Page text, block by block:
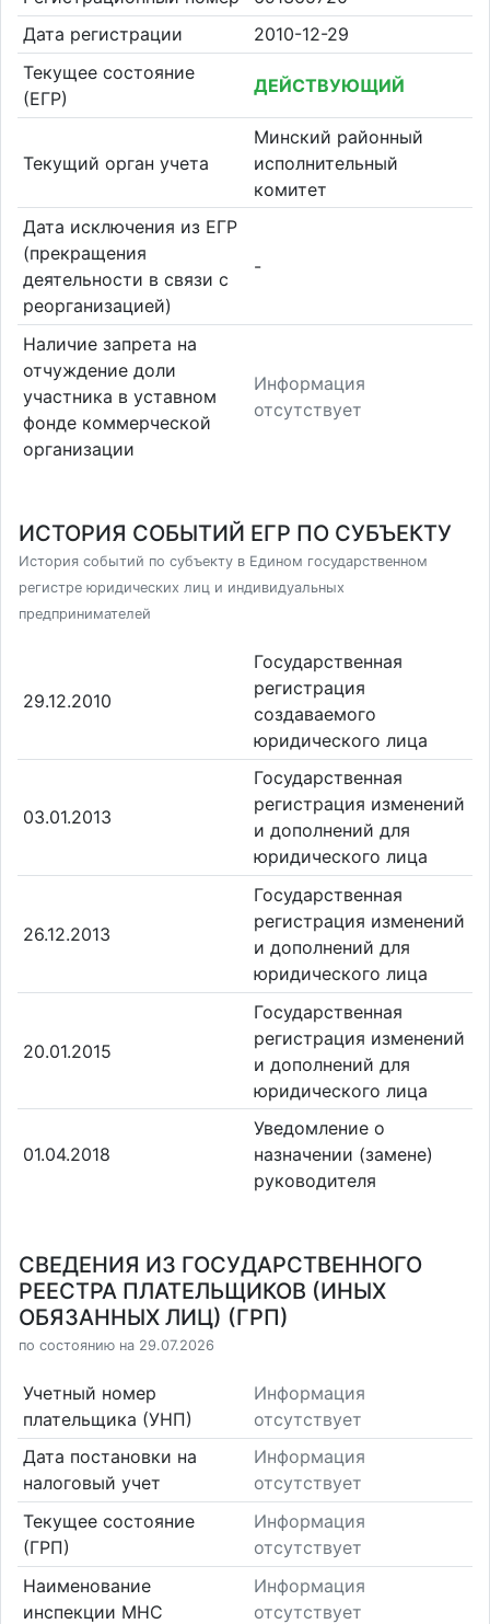
Дата регистрации
2010-12-29
Текущее состояние
(ЕГР)
ДЕЙСТВУЮЩИЙ
Текущий орган учета
Минский районный
исполнительный
комитет
Дата исключения из ЕГР
(прекращения
деятельности в связи с
реорганизацией)
-
Наличие запрета на
отчуждение доли
участника в уставном
фонде коммерческой
организации
Информация
отсутствует
ИСТОРИЯ СОБЫТИЙ ЕГР ПО СУБЪЕКТУ
История событий по субъекту в Едином государственном
регистре юридических лиц и индивидуальных
предпринимателей
29.12.2010
Государственная
регистрация
создаваемого
юридического лица
03.01.2013
Государственная
регистрация изменений
и дополнений для
юридического лица
26.12.2013
Государственная
регистрация изменений
и дополнений для
юридического лица
20.01.2015
Государственная
регистрация изменений
и дополнений для
юридического лица
01.04.2018
Уведомление о
назначении (замене)
руководителя
СВЕДЕНИЯ ИЗ ГОСУДАРСТВЕННОГО
РЕЕСТРА ПЛАТЕЛЬЩИКОВ (ИНЫХ
ОБЯЗАННЫХ ЛИЦ) (ГРП)
по состоянию на 29.07.2026
Учетный номер
плательщика (УНП)
Информация
отсутствует
Дата постановки на
налоговый учет
Информация
отсутствует
Текущее состояние
(ГРП)
Информация
отсутствует
Наименование
инспекции МНС
Информация
отсутствует